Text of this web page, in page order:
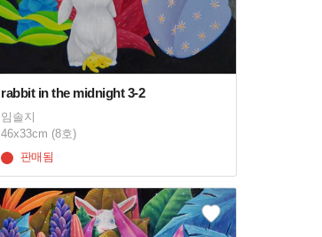
rabbit in the midnight 3-2
임솔지
46x33cm (8호)
판매됨